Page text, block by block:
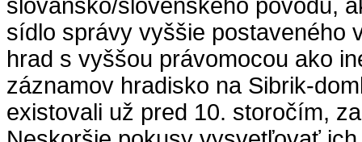
slovansko/slovenského pôvodu,
sídlo správy vyššie postaveného
hrad s vyššou právomocou ako
záznamov hradisko na Sibrik-
existovali už pred 10. storočím,